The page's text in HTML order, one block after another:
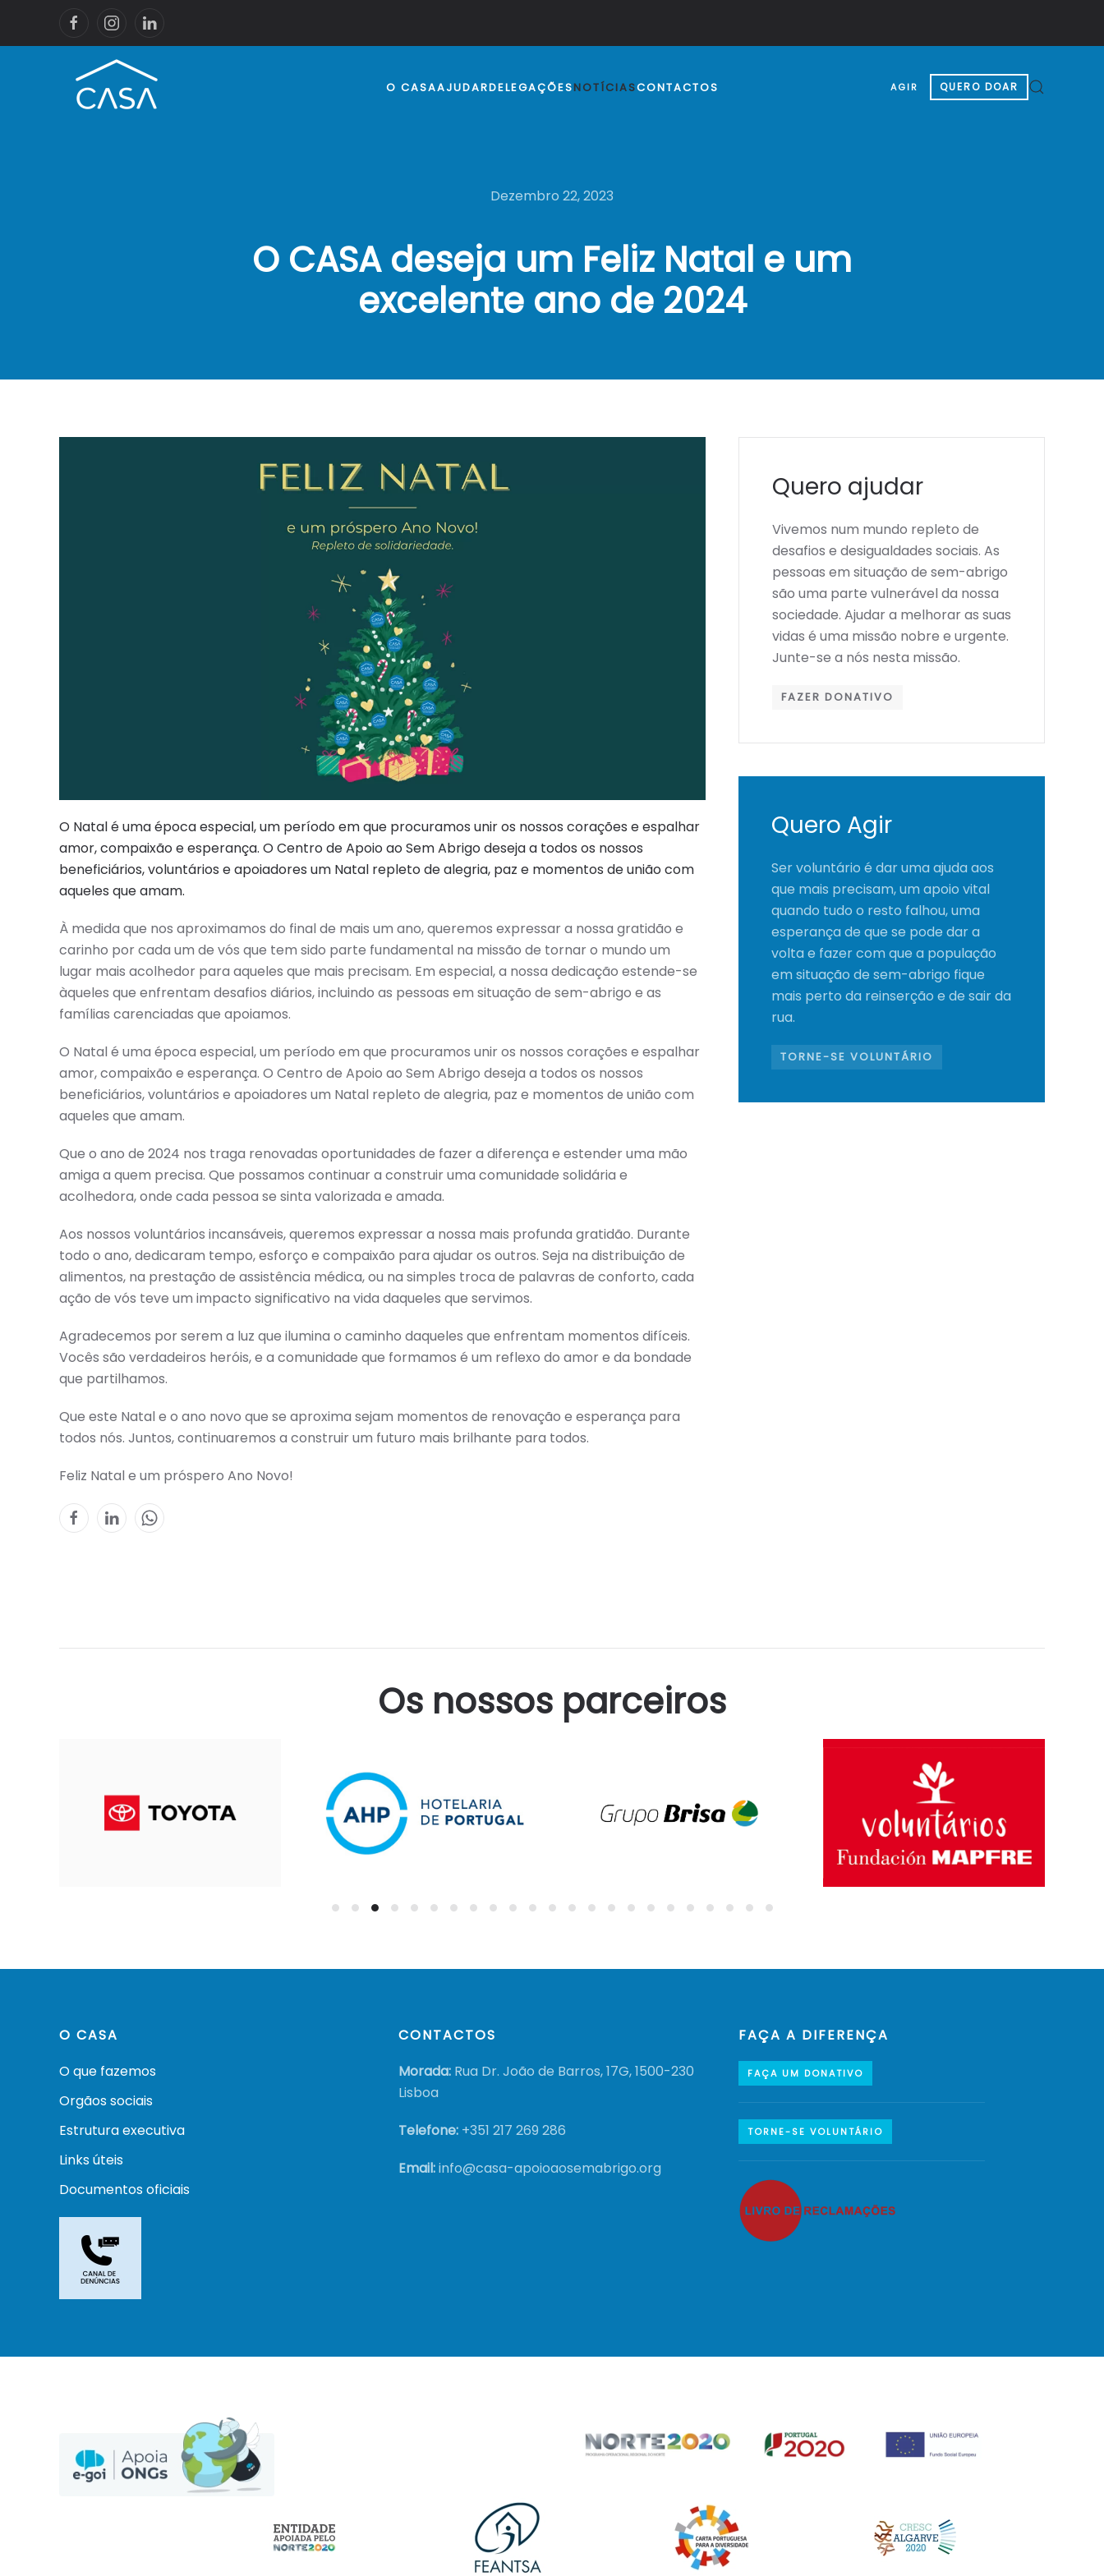
O CASAAJUDARDELEGAÇÕESNOTÍCIASCONTACTOS AGIR QUERO DOAR
Dezembro 22, 2023
O CASA deseja um Feliz Natal e um
excelente ano de 2024
O Natal é uma época especial, um período em que procuramos unir os nossos corações e espalhar
amor, compaixão e esperança. O Centro de Apoio ao Sem Abrigo deseja a todos os nossos
beneficiários, voluntários e apoiadores um Natal repleto de alegria, paz e momentos de união com
aqueles que amam.
À medida que nos aproximamos do final de mais um ano, queremos expressar a nossa gratidão e
carinho por cada um de vós que tem sido parte fundamental na missão de tornar o mundo um
lugar mais acolhedor para aqueles que mais precisam. Em especial, a nossa dedicação estende-se
àqueles que enfrentam desafios diários, incluindo as pessoas em situação de sem-abrigo e as
famílias carenciadas que apoiamos.
O Natal é uma época especial, um período em que procuramos unir os nossos corações e espalhar
amor, compaixão e esperança. O Centro de Apoio ao Sem Abrigo deseja a todos os nossos
beneficiários, voluntários e apoiadores um Natal repleto de alegria, paz e momentos de união com
aqueles que amam.
Que o ano de 2024 nos traga renovadas oportunidades de fazer a diferença e estender uma mão
amiga a quem precisa. Que possamos continuar a construir uma comunidade solidária e
acolhedora, onde cada pessoa se sinta valorizada e amada.
Aos nossos voluntários incansáveis, queremos expressar a nossa mais profunda gratidão. Durante
todo o ano, dedicaram tempo, esforço e compaixão para ajudar os outros. Seja na distribuição de
alimentos, na prestação de assistência médica, ou na simples troca de palavras de conforto, cada
ação de vós teve um impacto significativo na vida daqueles que servimos.
Agradecemos por serem a luz que ilumina o caminho daqueles que enfrentam momentos difíceis.
Vocês são verdadeiros heróis, e a comunidade que formamos é um reflexo do amor e da bondade
que partilhamos.
Que este Natal e o ano novo que se aproxima sejam momentos de renovação e esperança para
todos nós. Juntos, continuaremos a construir um futuro mais brilhante para todos.
Feliz Natal e um próspero Ano Novo!
Quero ajudar
Vivemos num mundo repleto de
desafios e desigualdades sociais. As
pessoas em situação de sem-abrigo
são uma parte vulnerável da nossa
sociedade. Ajudar a melhorar as suas
vidas é uma missão nobre e urgente.
Junte-se a nós nesta missão.
FAZER DONATIVO
Quero Agir
Ser voluntário é dar uma ajuda aos
que mais precisam, um apoio vital
quando tudo o resto falhou, uma
esperança de que se pode dar a
volta e fazer com que a população
em situação de sem-abrigo fique
mais perto da reinserção e de sair da
rua.
TORNE-SE VOLUNTÁRIO
Os nossos parceiros
O CASA
O que fazemos
Orgãos sociais
Estrutura executiva
Links úteis
Documentos oficiais
CONTACTOS
Morada: Rua Dr. João de Barros, 17G, 1500-230
Lisboa
Telefone: +351217 269 286
Email:info@casa-apoioaosemabrigo.org
FAÇA A DIFERENÇA
FAÇA UM DONATIVO
TORNE-SE VOLUNTÁRIO